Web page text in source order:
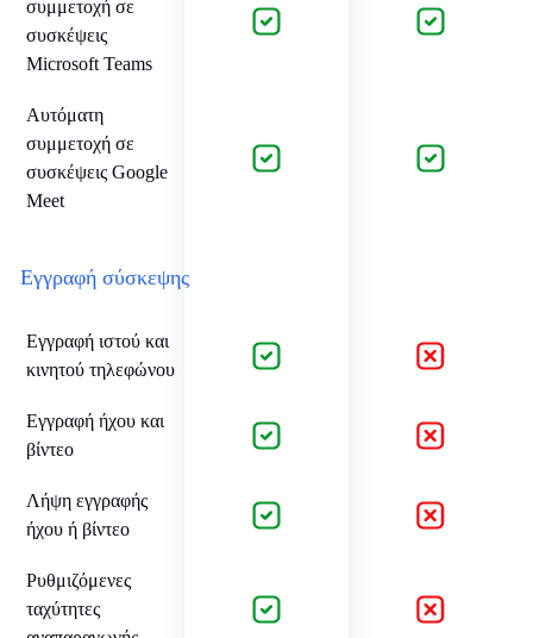
συμμετοχή σε
συσκέψεις
Microsoft Teams
Αυτόματη
συμμετοχή σε
συσκέψεις Google
Meet
Εγγραφή σύσκεψης
Εγγραφή ιστού και
κινητού τηλεφώνου
Εγγραφή ήχου και
βίντεο
Λήψη εγγραφής
ήχου ή βίντεο
Ρυθμιζόμενες
ταχύτητες